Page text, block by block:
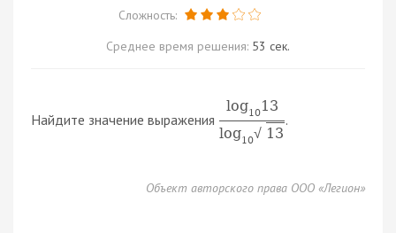
Сложность:
Среднее время решения: 53 сек.
Найдите значение выражения
log1013
log10√ 13
.
Объект авторского права ООО «Легион»